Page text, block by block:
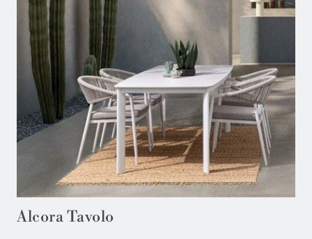
Alcora Tavolo